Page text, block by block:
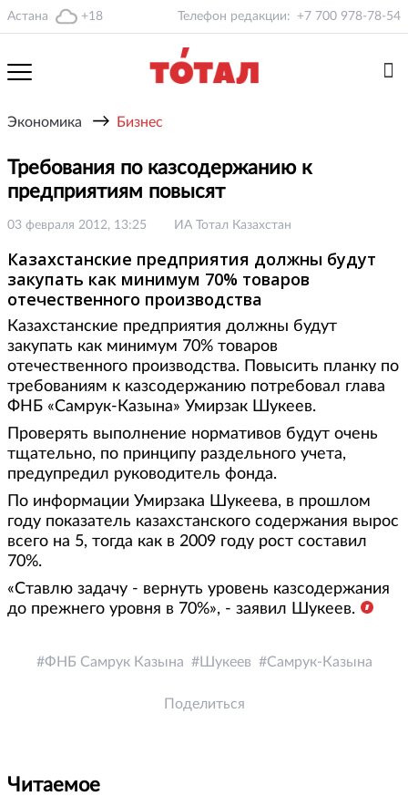
Астана +18 Телефон редакции: +7 700 978-78-54
Экономика → Бизнес
Требования по казсодержанию к
предприятиям повысят
03 февраля 2012, 13:25 ИА Тотал Казахстан
Казахстанские предприятия должны будут
закупать как минимум 70% товаров
отечественного производства
Казахстанские предприятия должны будут
закупать как минимум 70% товаров
отечественного производства. Повысить планку по
требованиям к казсодержанию потребовал глава
ФНБ «Самрук-Казына» Умирзак Шукеев.
Проверять выполнение нормативов будут очень
тщательно, по принципу раздельного учета,
предупредил руководитель фонда.
По информации Умирзака Шукеева, в прошлом
году показатель казахстанского содержания вырос
всего на 5, тогда как в 2009 году рост составил
70%.
«Ставлю задачу - вернуть уровень казсодержания
до прежнего уровня в 70%», - заявил Шукеев.
ФНБ Самрук Казына Шукеев Самрук-Казына
Поделиться
Читаемое